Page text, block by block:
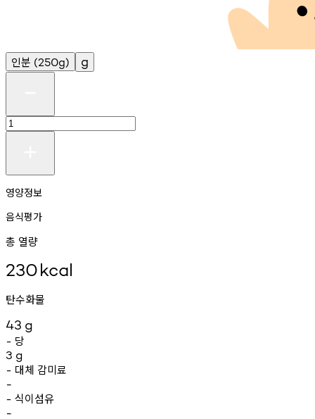
인분 (250g) g
영양정보
음식평가
총 열량
230kcal
탄수화물
43 g
- 당
3 g
- 대체 감미료
-
- 식이섬유
-